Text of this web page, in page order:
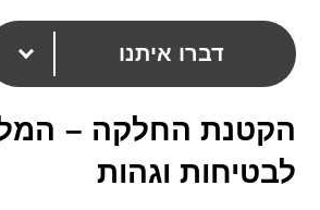
דברו איתנו
הקטנת החלקה –
לבטיחות וגהות